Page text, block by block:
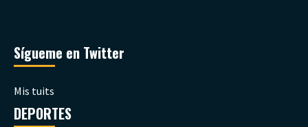
Sígueme en Twitter
Mis tuits
DEPORTES